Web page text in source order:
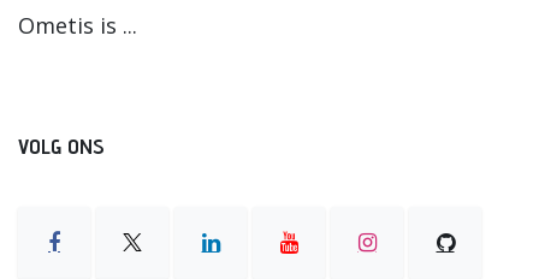
Ometis is ...
VOLG ONS